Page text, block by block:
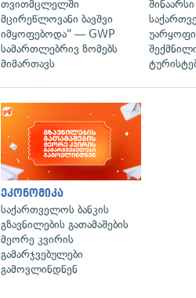
თვითმცლელში
მცირეწლოვანი ბავშვი
იმყოფებოდა" — GWP
სამართლებრივ ზომებს
მიმართავს
ეკონომიკა
საქართველოს ბანკის
გზავნილების გათამაშების
მეორე კვირის
გამარჯვებულები
გამოვლინდნენ